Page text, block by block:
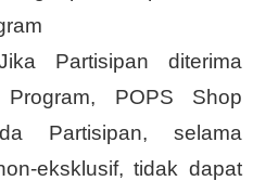
Partisipan diterima
POPS Shop
Partisipan, selama
eksklusif, tidak dapat